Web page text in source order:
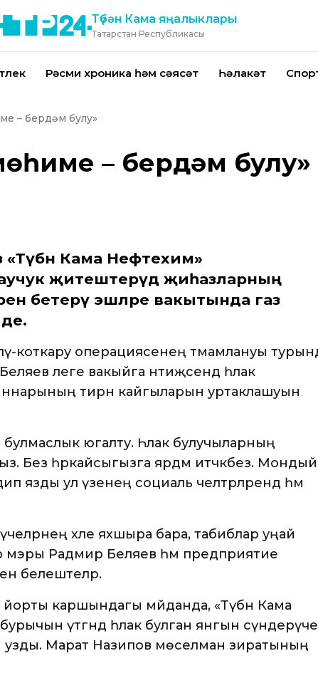
Түбән Кама яңалыклары
Татарстан Республикасы
Рәсми хроника һәм сәясәт Һәлакәт
– бердәм булу»
– бердәм булу»
«Түбән Кама Нефтехим»
җитештерүдә җиһазларның
бетерү эшләре вакытында газ
коткару операциясенең тәмамлануы
әлеге вакыйга нәтиҗәсендә һәлак
тирән кайгыларын уртаклашуын
югалту. Һәлак булучыларның
Без һәркайсыгызга ярдәм итәчәкбез. Мондый
ул үзенең социаль челтәрләрендә һәм
хәле яхшыра бара, табиблар уңай
мэры Радмир Беляев һәм предприятие
белештеләр.
каршындагы мәйданда, «Түбән Кама
үтәгәндә һәлак булган янгын сүндерүче
узды. Марат Назипов мөселман зиратының